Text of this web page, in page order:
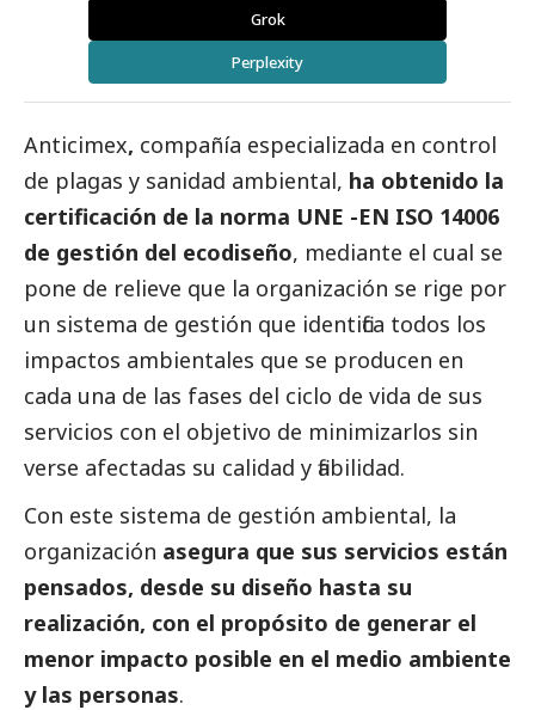
Grok
Perplexity
Anticimex, compañía especializada en control
de plagas y sanidad ambiental, ha obtenido la
certificación de la norma UNE -EN ISO 14006
de gestión del ecodiseño, mediante el cual se
pone de relieve que la organización se rige por
un sistema de gestión que identifica todos los
impactos ambientales que se producen en
cada una de las fases del ciclo de vida de sus
servicios con el objetivo de minimizarlos sin
verse afectadas su calidad y fiabilidad.
Con este sistema de gestión ambiental, la
organización asegura que sus servicios están
pensados, desde su diseño hasta su
realización, con el propósito de generar el
menor impacto posible en el medio ambiente
y las personas.